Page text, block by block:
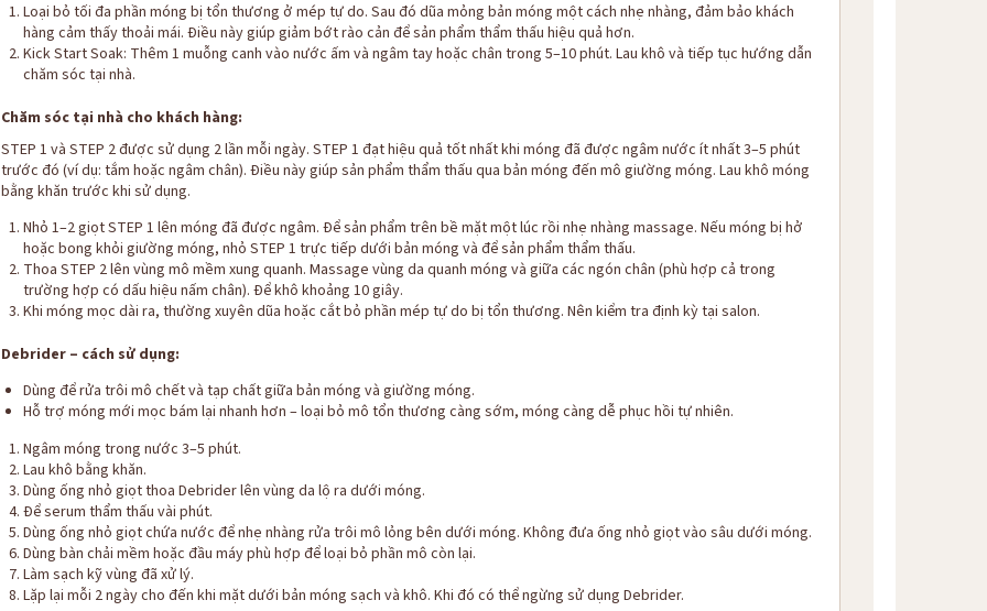
Loại bỏ tối đa phần móng bị tổn thương ở mép tự do. Sau đó dũa mỏng bản móng một cách nhẹ nhàng, đảm bảo khách
hàng cảm thấy thoải mái. Điều này giúp giảm bớt rào cản để sản phẩm thẩm thấu hiệu quả hơn.
Kick Start Soak: Thêm 1 muỗng canh vào nước ấm và ngâm tay hoặc chân trong 5–10 phút. Lau khô và tiếp tục hướng dẫn
chăm sóc tại nhà.
Chăm sóc tại nhà cho khách hàng:
STEP 1 và STEP 2 được sử dụng 2 lần mỗi ngày. STEP 1 đạt hiệu quả tốt nhất khi móng đã được ngâm nước ít nhất 3–5 phút
trước đó (ví dụ: tắm hoặc ngâm chân). Điều này giúp sản phẩm thẩm thấu qua bản móng đến mô giường móng. Lau khô móng
bằng khăn trước khi sử dụng.
Nhỏ 1–2 giọt STEP 1 lên móng đã được ngâm. Để sản phẩm trên bề mặt một lúc rồi nhẹ nhàng massage. Nếu móng bị hở
hoặc bong khỏi giường móng, nhỏ STEP 1 trực tiếp dưới bản móng và để sản phẩm thẩm thấu.
Thoa STEP 2 lên vùng mô mềm xung quanh. Massage vùng da quanh móng và giữa các ngón chân (phù hợp cả trong
trường hợp có dấu hiệu nấm chân). Để khô khoảng 10 giây.
Khi móng mọc dài ra, thường xuyên dũa hoặc cắt bỏ phần mép tự do bị tổn thương. Nên kiểm tra định kỳ tại salon.
Debrider – cách sử dụng:
Dùng để rửa trôi mô chết và tạp chất giữa bản móng và giường móng.
Hỗ trợ móng mới mọc bám lại nhanh hơn – loại bỏ mô tổn thương càng sớm, móng càng dễ phục hồi tự nhiên.
Ngâm móng trong nước 3–5 phút.
Lau khô bằng khăn.
Dùng ống nhỏ giọt thoa Debrider lên vùng da lộ ra dưới móng.
Để serum thẩm thấu vài phút.
Dùng ống nhỏ giọt chứa nước để nhẹ nhàng rửa trôi mô lỏng bên dưới móng. Không đưa ống nhỏ giọt vào sâu dưới móng.
Dùng bàn chải mềm hoặc đầu máy phù hợp để loại bỏ phần mô còn lại.
Làm sạch kỹ vùng đã xử lý.
Lặp lại mỗi 2 ngày cho đến khi mặt dưới bản móng sạch và khô. Khi đó có thể ngừng sử dụng Debrider.